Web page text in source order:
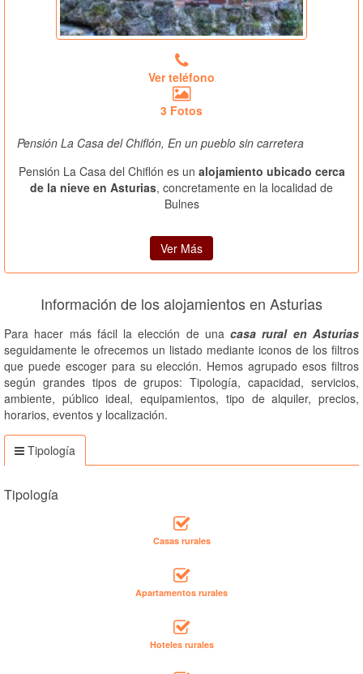
Ver teléfono
3 Fotos
Pensión La Casa del Chiflón, En un pueblo sin carretera
Pensión La Casa del Chiflón es un alojamiento ubicado cerca
de la nieve en Asturias, concretamente en la localidad de
Bulnes
Ver Más
Información de los alojamientos en Asturias
Para hacer más fácil la elección de unacasa rural en Asturias
seguidamente le ofrecemos un listado mediante iconos de los filtros
que puede escoger para su elección. Hemos agrupado esos filtros
según grandes tipos de grupos: Tipología, capacidad, servicios,
ambiente, público ideal, equipamientos, tipo de alquiler, precios,
horarios, eventos y localización.
Tipología
Tipología
Casas rurales
Apartamentos rurales
Hoteles rurales